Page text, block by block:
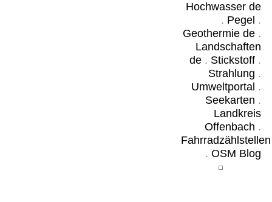
Hochwasser de
. Pegel .
Geothermie de.
Landschaften
de. Stickstoff.
Strahlung .
Umweltportal .
Seekarten .
Landkreis
Offenbach .
Fahrradzählstellen
. OSM Blog